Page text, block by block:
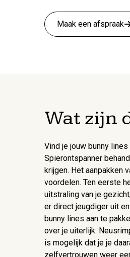
Maak een afspraak
Wat zijn
Vind je jouw bunny
Spierontspanner
krijgen. Het aanpakken
voordelen. Ten eerste
uitstraling van je
er direct jeugdiger uit
bunny lines aan te
over je uiterlijk.
is mogelijk dat je je
zelfvertrouwen weer